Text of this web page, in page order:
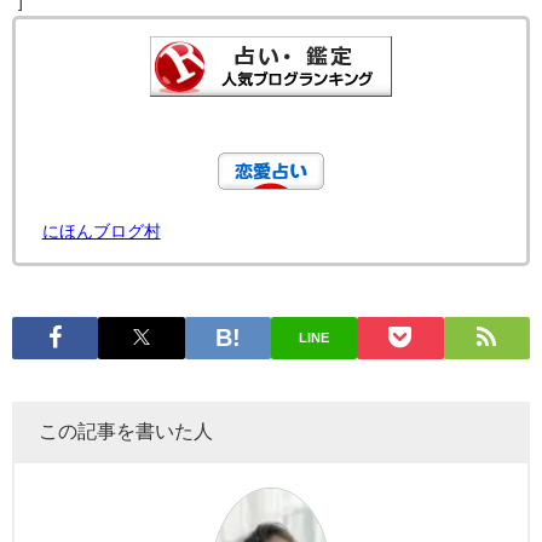
にほんブログ村
LINE
この記事を書いた人